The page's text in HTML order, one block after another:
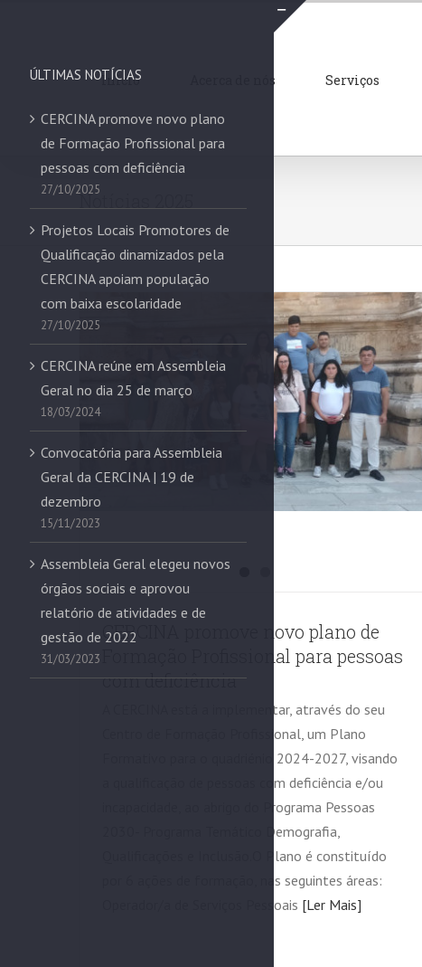
Início Acerca de nós Serviços
Notícias 2025
CERCINA promove novo plano de
com deficiência
Notícias 2025
CERCINA promove novo plano de
Formação Profissional para pessoas
com deficiência
A CERCINA está a implementar, através do seu
Centro de Formação Profissional, um Plano
Formativo para o quadriénio 2024-2027, visando
a qualificação de pessoas com deficiência e/ou
incapacidade, ao abrigo do Programa Pessoas
2030- Programa Temático Demografia,
Qualificações e Inclusão.O Plano é constituído
por 6 ações de formação, nas seguintes áreas:
Operador/a de Serviços Pessoais [Ler Mais]
ÚLTIMAS NOTÍCIAS
CERCINA promove novo plano
de Formação Profissional para
pessoas com deficiência
27/10/2025
Projetos Locais Promotores de
Qualificação dinamizados pela
CERCINA apoiam população
com baixa escolaridade
27/10/2025
CERCINA reúne em Assembleia
Geral no dia 25 de março
18/03/2024
Convocatória para Assembleia
Geral da CERCINA | 19 de
dezembro
15/11/2023
Assembleia Geral elegeu novos
órgãos sociais e aprovou
relatório de atividades e de
gestão de 2022
31/03/2023